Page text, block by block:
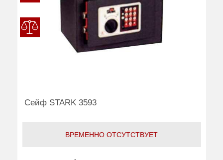
Сейф STARK 3593
ВРЕМЕННО ОТСУТСТВУЕТ